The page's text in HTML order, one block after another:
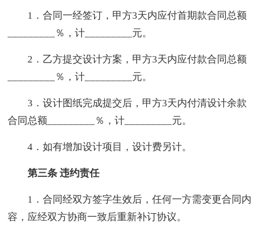
1．合同一经签订，甲方3天内应付首期款合同总额
_________％，计_________元。
2．乙方提交设计方案，甲方3天内应付款合同总额
_________％，计_________元。
3．设计图纸完成提交后，甲方3天内付清设计余款
合同总额_________％，计_________元。
4．如有增加设计项目，设计费另计。
第三条 违约责任
1．合同经双方签字生效后，任何一方需变更合同内
容，应经双方协商一致后重新补订协议。